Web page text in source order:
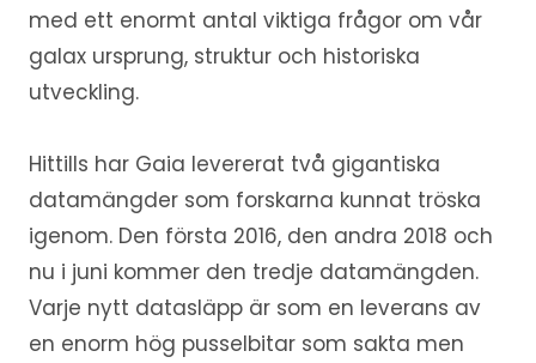
med ett enormt antal viktiga frågor om vår
galax ursprung, struktur och historiska
utveckling.
Hittills har Gaia levererat två gigantiska
datamängder som forskarna kunnat tröska
igenom. Den första 2016, den andra 2018 och
nu i juni kommer den tredje datamängden.
Varje nytt datasläpp är som en leverans av
en enorm hög pusselbitar som sakta men